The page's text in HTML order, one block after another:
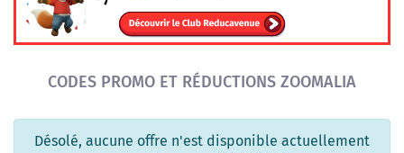
CODES PROMO ET RÉDUCTIONS ZOOMALIA
Désolé, aucune offre n'est disponible actuellement